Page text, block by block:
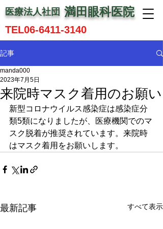
医療法人社団
TEL06-6411-3140
満田眼科医院
記事
来院時マスク着用のお願い
manda000
2023年7月5日
新型コロナウイルス感染症は感染症分
類5類になりましたが、医療機関でのマ
スク脱着が推奨されています。来院時
はマスク着用をお願いします。
最新記事 すべて表示